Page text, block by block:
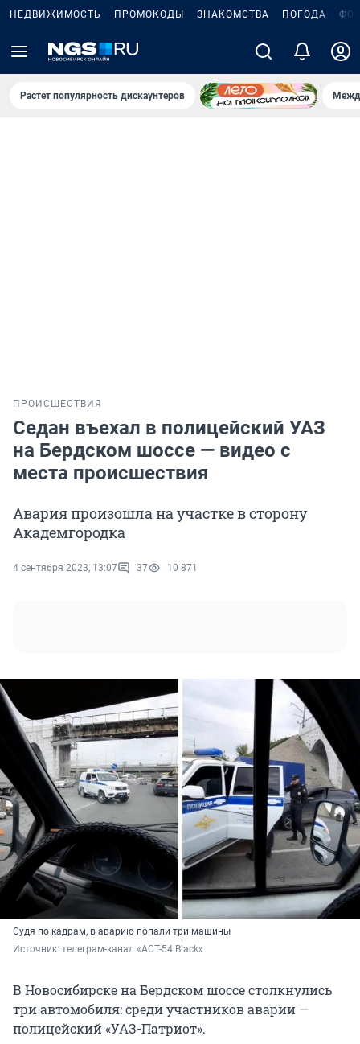
НЕДВИЖИМОСТЬ ПРОМОКОДЫ ЗНАКОМСТВА ПОГОДА
Растет популярность дискаунтеров
ПРОИСШЕСТВИЯ
Седан въехал в полицейский УАЗ
на Бердском шоссе — видео с
места происшествия
Авария произошла на участке в сторону
Академгородка
4 сентября 2023, 13:07 37 10 871
Судя по кадрам, в аварию попали три машины
Источник: телеграм-канал «АСТ-54 Black»
В Новосибирске на Бердском шоссе столкнулись
три автомобиля: среди участников аварии —
полицейский «УАЗ-Патриот».